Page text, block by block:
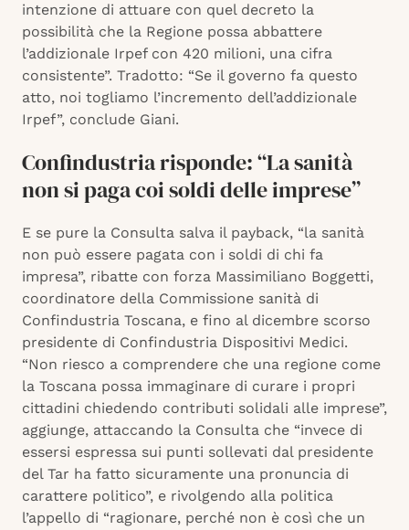
intenzione di attuare con quel decreto la
possibilità che la Regione possa abbattere
l’addizionale Irpef con 420 milioni, una cifra
consistente”. Tradotto: “Se il governo fa questo
atto, noi togliamo l’incremento dell’addizionale
Irpef”, conclude Giani.
Confindustria risponde: “La sanità
non si paga coi soldi delle imprese”
E se pure la Consulta salva il payback, “la sanità
non può essere pagata con i soldi di chi fa
impresa”, ribatte con forza Massimiliano Boggetti,
coordinatore della Commissione sanità di
Confindustria Toscana, e fino al dicembre scorso
presidente di Confindustria Dispositivi Medici.
“Non riesco a comprendere che una regione come
la Toscana possa immaginare di curare i propri
cittadini chiedendo contributi solidali alle imprese”,
aggiunge, attaccando la Consulta che “invece di
essersi espressa sui punti sollevati dal presidente
del Tar ha fatto sicuramente una pronuncia di
carattere politico”, e rivolgendo alla politica
l’appello di “ragionare, perché non è così che un